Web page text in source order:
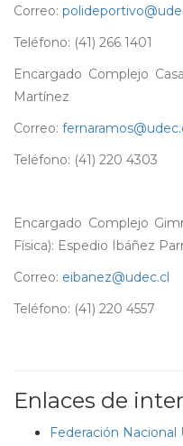
Correo:
Teléfono: (41) 266 1401
Encargado Complejo
Martínez
Correo:
Teléfono: (41) 220 4303
Encargado Complejo
Física): Espedio Ibáñez
Correo: eibanez@udec.cl
Teléfono: (41) 220 4557
Enlaces de
Federación